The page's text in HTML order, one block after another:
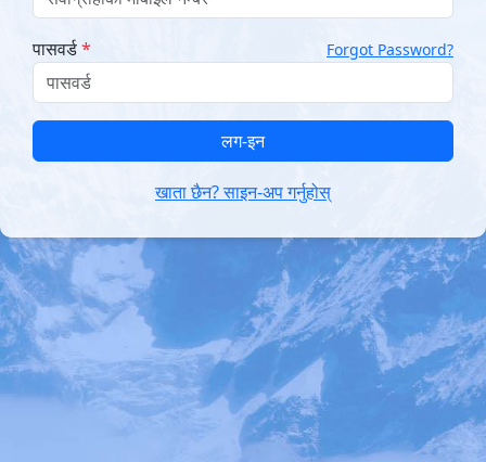
पासवर्ड* Forgot Password?
लग-इन
खाता छैन? साइन-अप गर्नुहोस्